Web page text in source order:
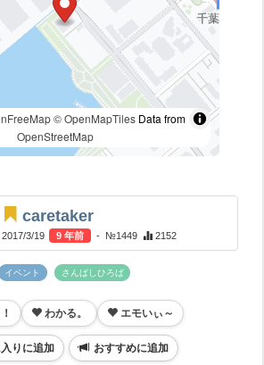
© OpenMapTilesData from
OpenStreetMap
caretaker
2017/3/19 9 年前 - №1449 2152
イベント さんばしひろば
わかる。 エモいぃ～
りに追加 おすすめに追加